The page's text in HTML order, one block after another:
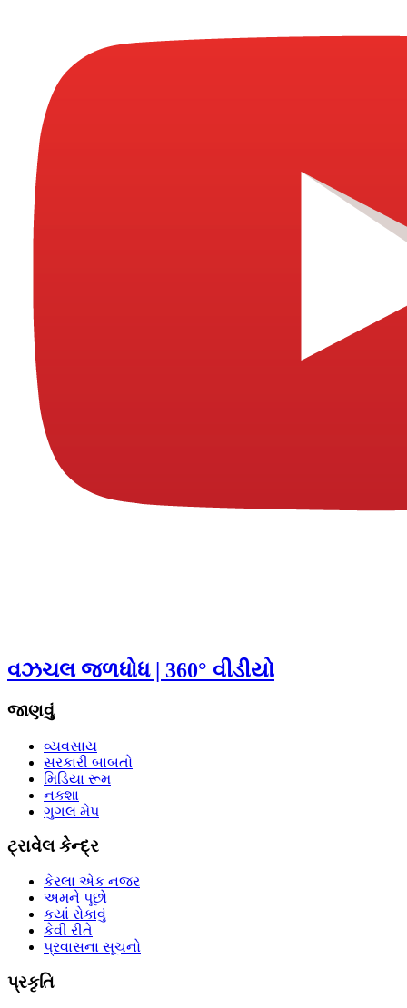
વઝચલ જળધોધ | 360° વીડીયો
જાણવું
વ્યવસાય
સરકારી બાબતો
મિડિયા રૂમ
નકશા
ગુગલ મેપ
ટ્રાવેલ કેન્દ્ર
કેરલા એક નજર
અમને પૂછો
કયાં રોકાવું
કેવી રીતે
પ્રવાસના સૂચનો
પ્રકૃતિ